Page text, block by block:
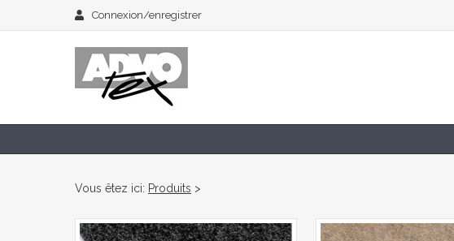
Connexion/enregistrer
Vous êtez ici: Produits >